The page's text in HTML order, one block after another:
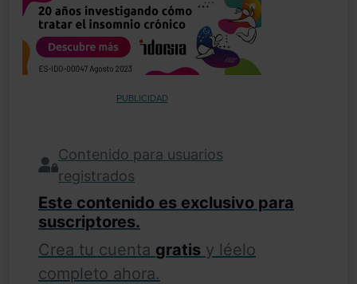
PUBLICIDAD
Contenido para usuarios
registrados
Este contenido es exclusivo para
suscriptores.
Crea tu cuenta gratis y léelo
completo ahora.